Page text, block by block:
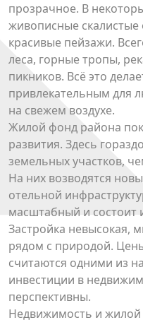
прозрачное. В
живописные скалистые
красивые пейзажи.
леса, горные тропы,
пикников. Всё это
привлекательным для
на свежем воздухе.
Жилой фонд района
развития. Здесь
земельных участков,
На них возводятся
отельной
масштабный и состоит
Застройка невысокая,
рядом с природой.
считаются одними из
инвестиции в
перспективны.
Недвижимость и